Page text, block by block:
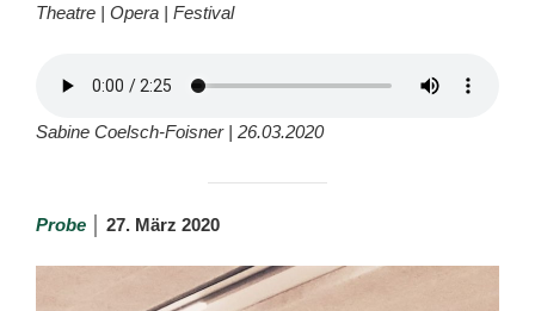
Theatre | Opera | Festival
Sabine Coelsch-Foisner | 26.03.2020
Probe 27. März 2020